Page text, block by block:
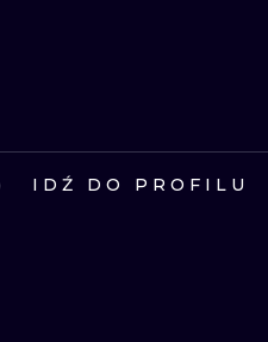
IDŹ DO PROFILU